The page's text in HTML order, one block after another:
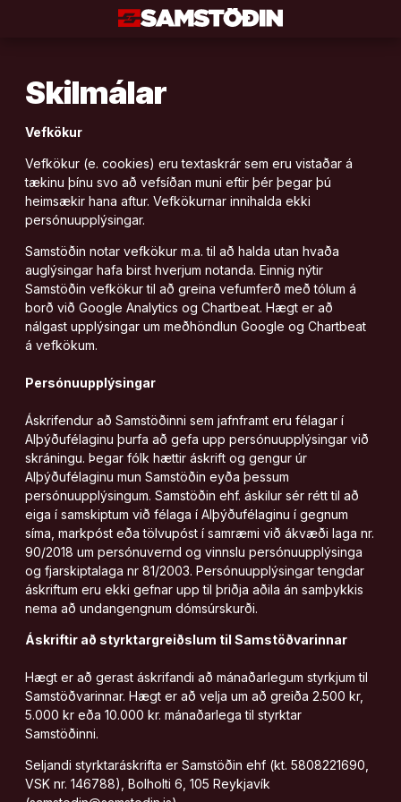
Skilmálar
Vefkökur
Vefkökur (e. cookies) eru textaskrár sem eru vistaðar á
tækinu þínu svo að vefsíðan muni eftir þér þegar þú
heimsækir hana aftur. Vefkökurnar innihalda ekki
persónuupplýsingar.
Samstöðin notar vefkökur m.a. til að halda utan hvaða
auglýsingar hafa birst hverjum notanda. Einnig nýtir
Samstöðin vefkökur til að greina vefumferð með tólum á
borð við Google Analytics og Chartbeat. Hægt er að
nálgast upplýsingar um meðhöndlun Google og Chartbeat
á vefkökum.
Persónuupplýsingar
Áskrifendur að Samstöðinni sem jafnframt eru félagar í
Alþýðufélaginu þurfa að gefa upp persónuupplýsingar við
skráningu. Þegar fólk hættir áskrift og gengur úr
Alþýðufélaginu mun Samstöðin eyða þessum
persónuupplýsingum. Samstöðin ehf. áskilur sér rétt til að
eiga í samskiptum við félaga í Alþýðufélaginu í gegnum
síma, markpóst eða tölvupóst í samræmi við ákvæði laga nr.
90/2018 um persónuvernd og vinnslu persónuupplýsinga
og fjarskiptalaga nr 81/2003. Persónuupplýsingar tengdar
áskriftum eru ekki gefnar upp til þriðja aðila án samþykkis
nema að undangengnum dómsúrskurði.
Áskriftir að styrktargreiðslum til Samstöðvarinnar
Hægt er að gerast áskrifandi að mánaðarlegum styrkjum til
Samstöðvarinnar. Hægt er að velja um að greiða 2.500 kr,
5.000 kr eða 10.000 kr. mánaðarlega til styrktar
Samstöðinni.
Seljandi styrktaráskrifta er Samstöðin ehf (kt. 5808221690,
VSK nr. 146788), Bolholti 6, 105 Reykjavík